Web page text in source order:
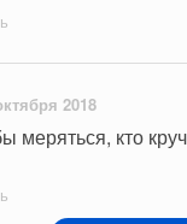
2018
меряться, кто